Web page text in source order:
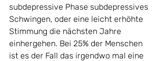
subdepressive Phase subdepressives
Schwingen, oder eine leicht erhöhte
Stimmung die nächsten Jahre
einhergehen. Bei 25% der Menschen
ist es der Fall das irgendwo mal eine